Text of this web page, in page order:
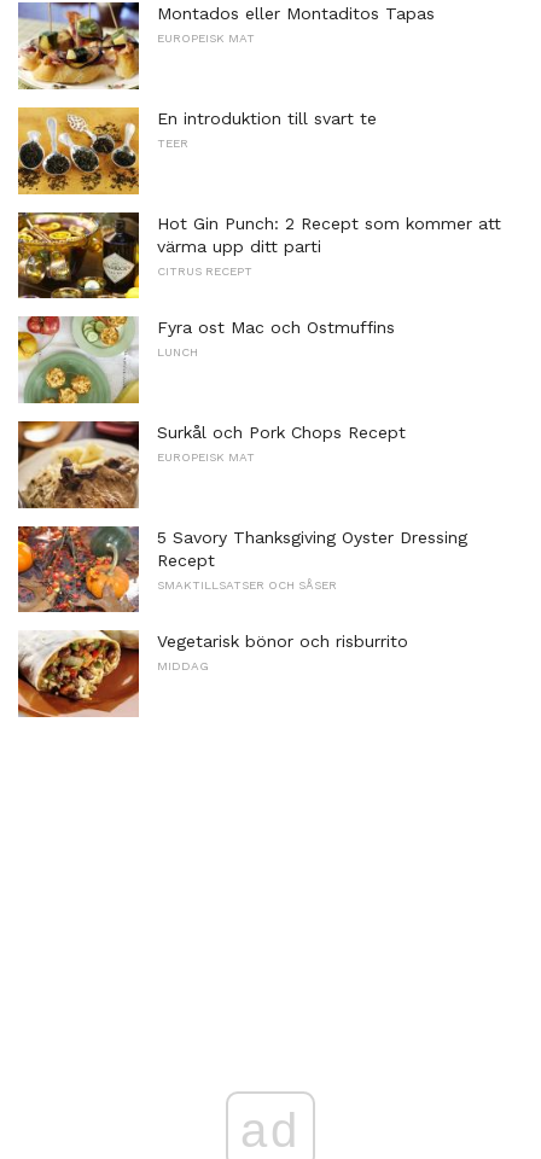
Montados eller Montaditos Tapas
EUROPEISK MAT
En introduktion till svart te
TEER
Hot Gin Punch: 2 Recept som kommer att
värma upp ditt parti
CITRUS RECEPT
Fyra ost Mac och Ostmuffins
LUNCH
Surkål och Pork Chops Recept
EUROPEISK MAT
5 Savory Thanksgiving Oyster Dressing
Recept
SMAKTILLSATSER OCH SÅSER
Vegetarisk bönor och risburrito
MIDDAG
ad